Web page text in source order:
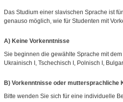
Das Studium einer slavischen Sprache ist
genauso möglich, wie für Studenten mit
A) Keine Vorkenntnisse
Sie beginnen die gewählte Sprache mit
Ukrainisch I, Tschechisch I, Polnisch I,
B) Vorkenntnisse oder muttersprachliche
Bitte wenden Sie sich für eine individuelle